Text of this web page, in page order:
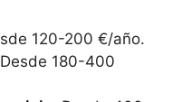
120-200 €/año.
180-400